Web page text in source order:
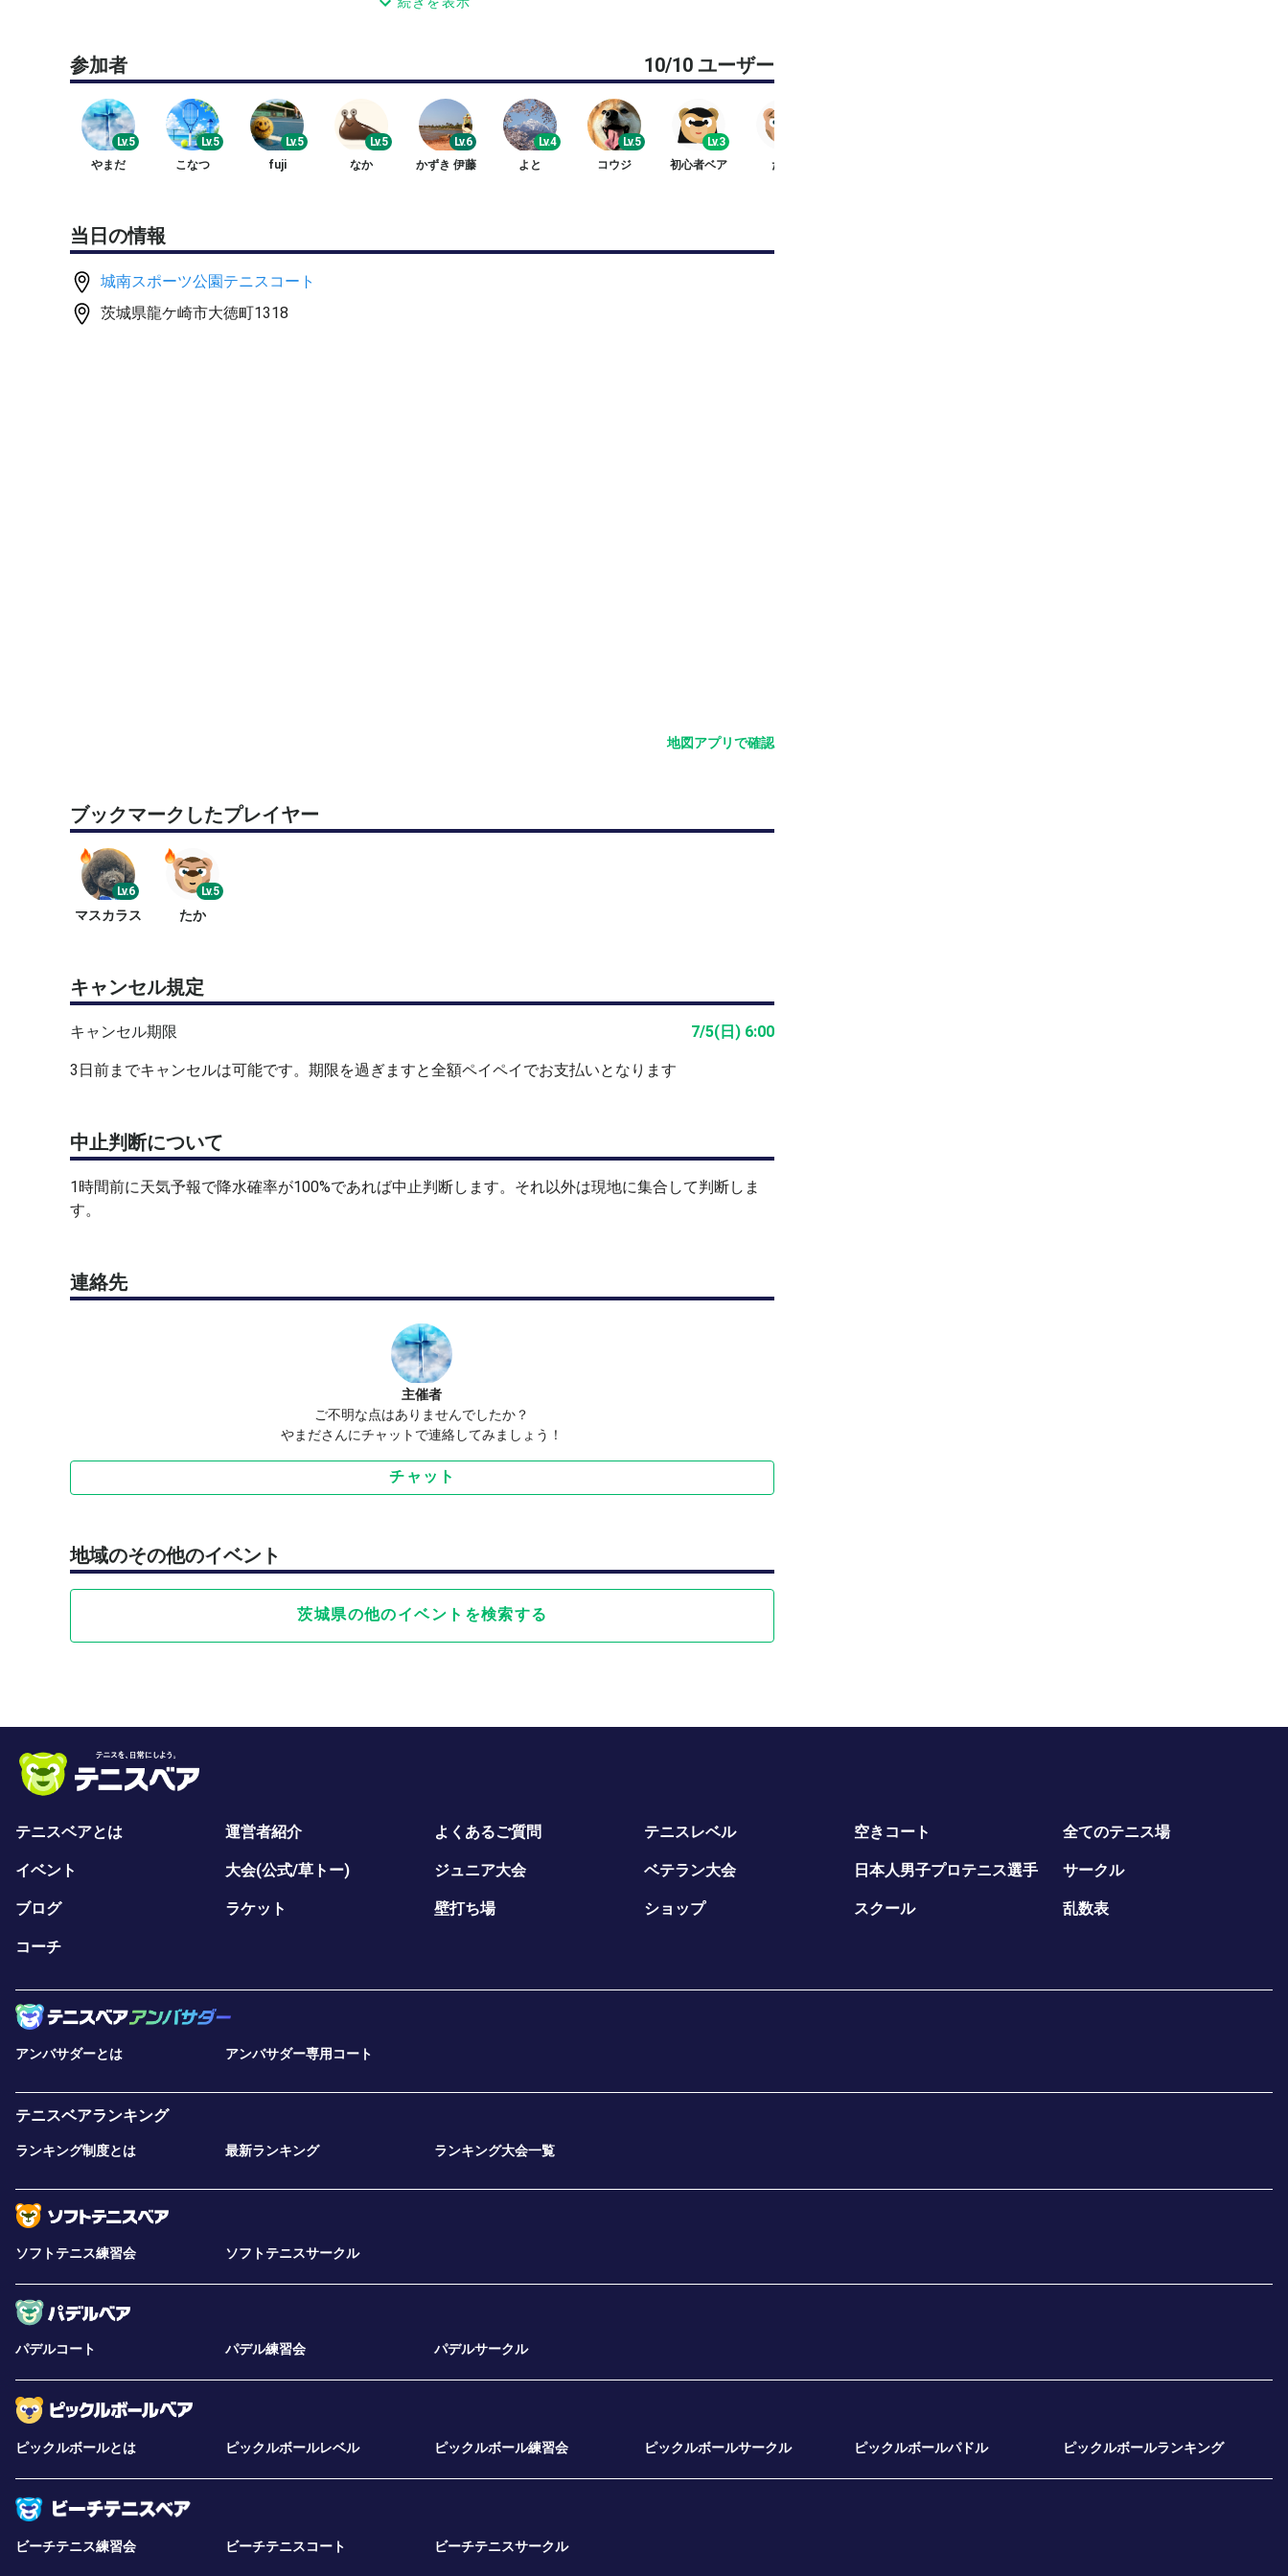
●初級〜上級
●料金￥800 サークルメンバー￥600
参加者 10/10 ユーザー
Lv.5
やまだ
Lv.5
こなつ
Lv.5
fuji
Lv.5
なか
Lv.6
かずき 伊藤
Lv.4
よと
Lv.5
コウジ
Lv.3
初心者ベア
たか
当日の情報
城南スポーツ公園テニスコート
茨城県龍ケ崎市大徳町1318
地図アプリで確認
ブックマークしたプレイヤー
Lv.6
マスカラス
Lv.5
たか
キャンセル規定
キャンセル期限 7/5(日) 6:00
3日前までキャンセルは可能です。期限を過ぎますと全額ペイペイでお支払いとなります
中止判断について
1時間前に天気予報で降水確率が100%であれば中止判断します。それ以外は現地に集合して判断しま
す。
連絡先
主催者
ご不明な点はありませんでしたか？
やまださんにチャットで連絡してみましょう！
チャット
地域のその他のイベント
茨城県の他のイベントを検索する
テニスベアとは 運営者紹介 よくあるご質問 テニスレベル 空きコート 全てのテニス場
イベント 大会(公式/草トー) ジュニア大会 ベテラン大会 日本人男子プロテニス選手 サークル
ブログ ラケット 壁打ち場 ショップ スクール 乱数表
コーチ
アンバサダーとは アンバサダー専用コート
テニスベアランキング
ランキング制度とは 最新ランキング ランキング大会一覧
ソフトテニス練習会 ソフトテニスサークル
パデルコート パデル練習会 パデルサークル
ピックルボールとは ピックルボールレベル ピックルボール練習会 ピックルボールサークル ピックルボールパドル ピックルボールランキング
ビーチテニス練習会 ビーチテニスコート ビーチテニスサークル